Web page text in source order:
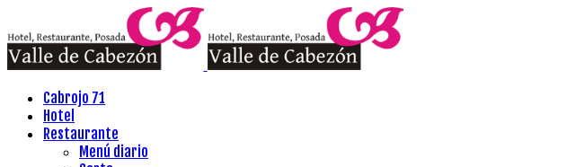
Cabrojo 71
Hotel
Restaurante
Menú diario